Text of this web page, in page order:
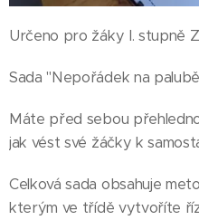
Určeno pro žáky I. stupně
Sada "Nepořádek na
Máte před sebou
jak vést své žáčky k
Celková sada obsahuje
kterým ve třídě vytvoříte